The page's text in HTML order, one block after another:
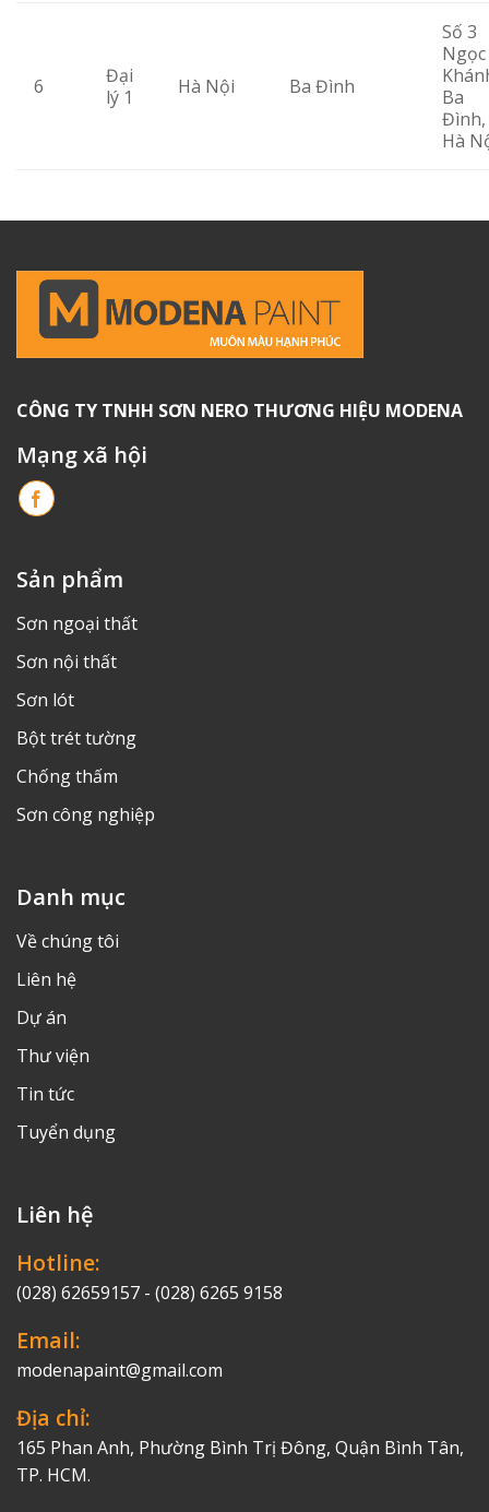
6
Đại
lý 1
Hà Nội Ba Đình
Số 3
Ngọc
Ba
Đình,
Hà
CÔNG TY TNHH SƠN NERO THƯƠNG HIỆU MODENA
Mạng xã hội
Sản phẩm
Sơn ngoại thất
Sơn nội thất
Sơn lót
Bột trét tường
Chống thấm
Sơn công nghiệp
Danh mục
Về chúng tôi
Liên hệ
Dự án
Thư viện
Tin tức
Tuyển dụng
Liên hệ
Hotline:
(028) 62659157 - (028) 6265 9158
Email:
modenapaint@gmail.com
Địa chỉ:
165 Phan Anh, Phường Bình Trị Đông, Quận Bình Tân,
TP. HCM.